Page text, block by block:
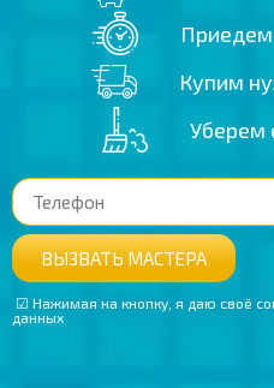
Купим
Уберем
ВЫЗВАТЬ МАСТЕРА
☑ Нажимая на кнопку, я даю своё
данных